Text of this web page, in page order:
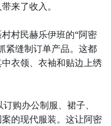
来了收入。
村民赫乐伊班的“阿密
紧缝制订单产品。这都
衣领、衣袖和贴边上绣
购办公制服、裙子、
的现代服装。这让阿密